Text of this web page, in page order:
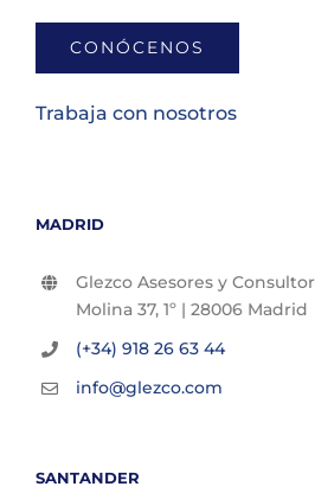
CONÓCENOS
Trabaja con nosotros
MADRID
Glezco Asesores y
Molina 37, 1º | 28006 Madrid
(+34) 918 26 63 44
info@glezco.com
SANTANDER